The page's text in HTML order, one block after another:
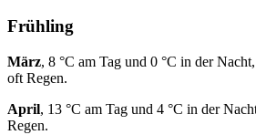
Frühling
März, 8 °C am Tag und 0 °C in der
oft Regen.
April, 13 °C am Tag und 4 °C in der
Regen.